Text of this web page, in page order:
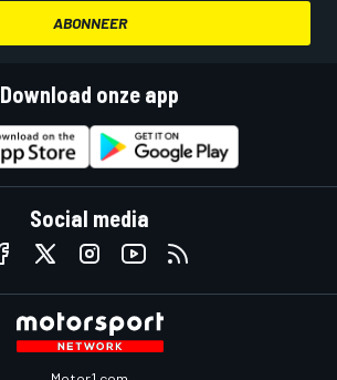
ABONNEER
Download onze app
Social media